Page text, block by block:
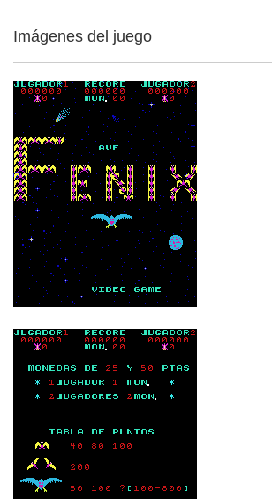
Imágenes del juego